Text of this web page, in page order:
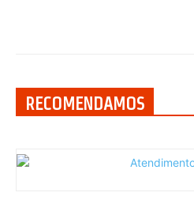
RECOMENDAMOS